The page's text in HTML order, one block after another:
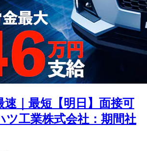
速｜最短【明日】面接可
ツ工業株式会社：期間社